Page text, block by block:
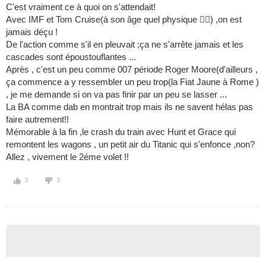
C'est vraiment ce à quoi on s'attendait!
Avec IMF et Tom Cruise(à son âge quel physique ) ,on est
jamais déçu !
De l'action comme s'il en pleuvait ;ça ne s'arrête jamais et les
cascades sont époustouflantes ...
Après , c'est un peu comme 007 période Roger Moore(d'ailleurs ,
ça commence a y ressembler un peu trop(la Fiat Jaune à Rome )
, je me demande si on va pas finir par un peu se lasser ...
La BA comme dab en montrait trop mais ils ne savent hélas pas
faire autrement!!
Mémorable à la fin ,le crash du train avec Hunt et Grace qui
remontent les wagons , un petit air du Titanic qui s'enfonce ,non?
Allez , vivement le 2éme volet !!
1 1